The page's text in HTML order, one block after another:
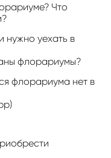
Что
нужно уехать в
флорариумы?
флорариума нет в